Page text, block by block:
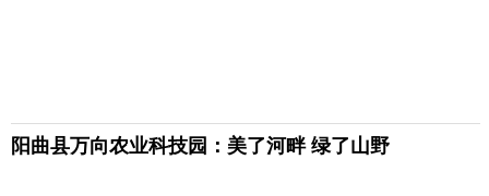
阳曲县万向农业科技园：美了河畔 绿了山野